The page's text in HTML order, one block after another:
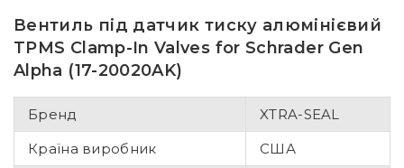
Вентиль під датчик тиску алюмінієвий
TPMS Clamp-In Valves for Schrader Gen
Alpha (17-20020AK)
Бренд
XTRA-SEAL
Країна виробник
США